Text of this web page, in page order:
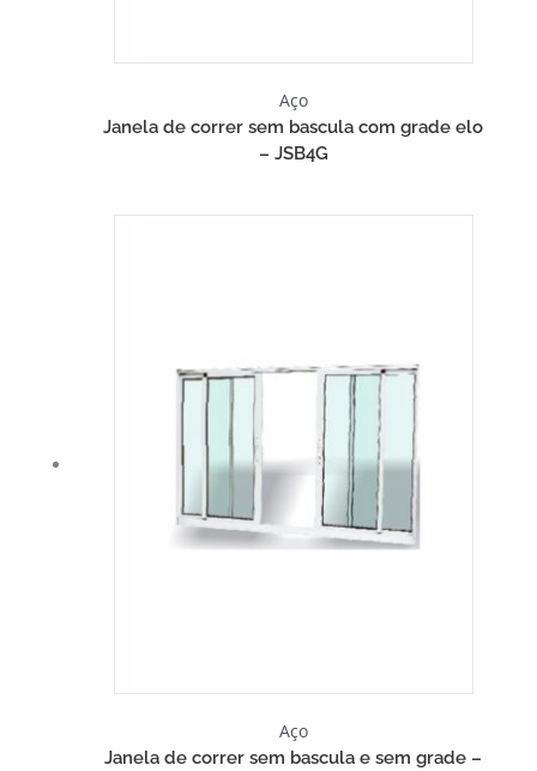
Aço
Janela de correr sem bascula com grade elo
– JSB4G
Aço
Janela de correr sem bascula e sem grade –